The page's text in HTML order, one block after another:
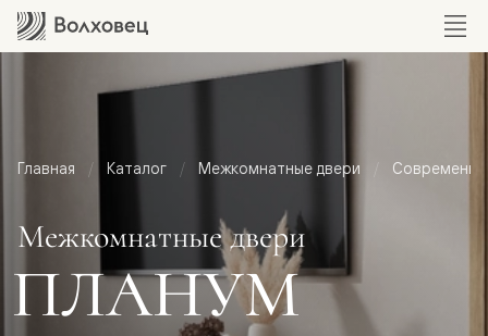
Главная Каталог Межкомнатные двери
Межкомнатные двери
ПЛАНУМ